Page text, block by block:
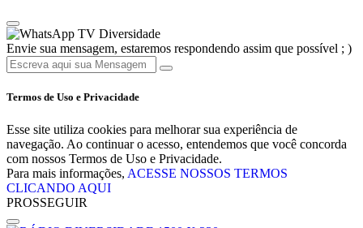
TV Diversidade
Envie sua mensagem, estaremos respondendo assim que possível ; )
Termos de Uso e Privacidade
Esse site utiliza cookies para melhorar sua experiência de
navegação. Ao continuar o acesso, entendemos que você concorda
com nossos Termos de Uso e Privacidade.
Para mais informações, ACESSE NOSSOS TERMOS
CLICANDO AQUI
PROSSEGUIR